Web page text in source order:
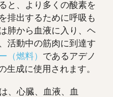
と、より多くの酸素を
排出するために呼吸も
肺から血液に入り、ヘ
活動中の筋肉に到達す
（燃料） であるアデノ
生成に使用されます。
、心臓、血液、血